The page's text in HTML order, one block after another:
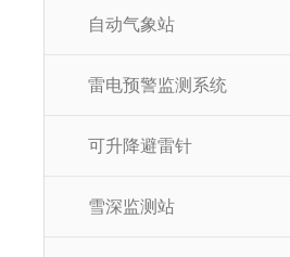
自动气象站
雷电预警监测系统
可升降避雷针
雪深监测站